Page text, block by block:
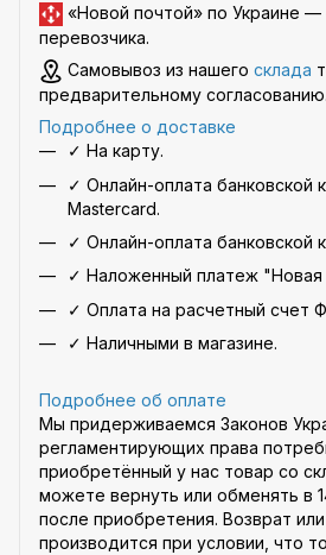
«Новой почтой» по Украине —
перевозчика.
Самовывоз из нашего склада
предварительному согласованию.
Подробнее о доставке
✓ На карту.
✓ Онлайн-оплата банковской
Mastercard.
✓ Онлайн-оплата банковской
✓ Наложенный платеж "Новая
✓ Оплата на расчетный счет
✓ Наличными в магазине.
Подробнее об оплате
Мы придерживаемся Законов
регламентирующих права
приобретённый у нас товар со
можете вернуть или обменять в
после приобретения. Возврат
производится при условии, что